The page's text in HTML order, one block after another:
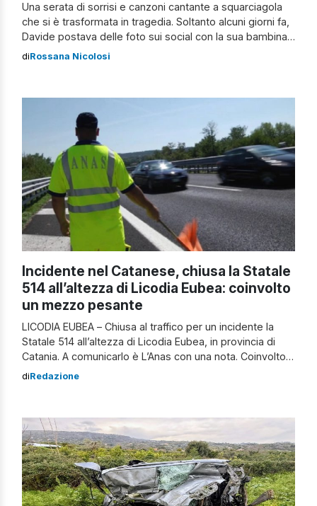
Una serata di sorrisi e canzoni cantante a squarciagola
che si è trasformata in tragedia. Soltanto alcuni giorni fa,
Davide postava delle foto sui social con la sua bambina
con su scritto: "Non ho avuto tanto dalla vita… ma a 30
diRossana Nicolosi
Incidente nel Catanese, chiusa la Statale
514 all’altezza di Licodia Eubea: coinvolto
un mezzo pesante
LICODIA EUBEA – Chiusa al traffico per un incidente la
Statale 514 all’altezza di Licodia Eubea, in provincia di
Catania. A comunicarlo è L’Anas con una nota. Coinvolto
nel sinistro un mezzo pesante. Lo scontro è avvenuto al
consentire il recupero del camion coinvolto. […]
diRedazione